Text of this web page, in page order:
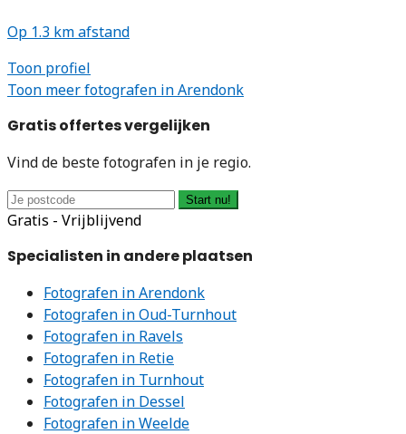
Op 1.3 km afstand
Toon profiel
Toon meer fotografen in Arendonk
Gratis offertes vergelijken
Vind de beste fotografen in je regio.
Start nu!
Gratis - Vrijblijvend
Specialisten in andere plaatsen
Fotografen in Arendonk
Fotografen in Oud-Turnhout
Fotografen in Ravels
Fotografen in Retie
Fotografen in Turnhout
Fotografen in Dessel
Fotografen in Weelde